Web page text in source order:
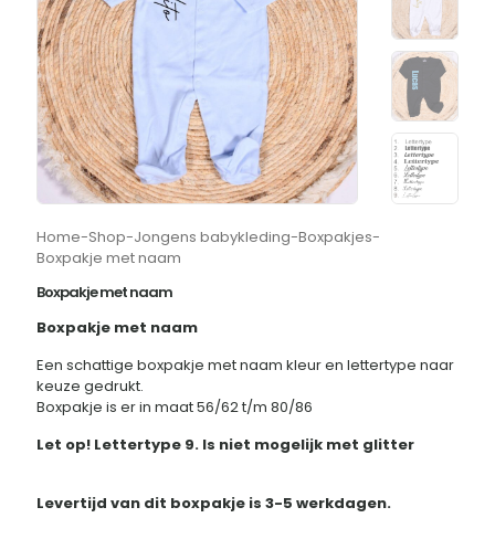
Home-Shop-Jongens babykleding-Boxpakjes-
Boxpakje met naam
Boxpakje met naam
Boxpakje met naam
Een schattige boxpakje met naam kleur en lettertype naar
keuze gedrukt.
Boxpakje is er in maat 56/62 t/m 80/86
Let op! Lettertype 9. Is niet mogelijk met glitter
Levertijd van dit boxpakje is 3-5 werkdagen.